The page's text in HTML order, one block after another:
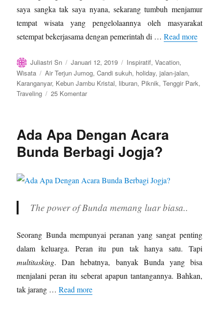
saya sangka tak saya nyana, sekarang tumbuh menjamur
tempat wisata yang pengelolaannya oleh masyarakat
setempat bekerjasama dengan pemerintah di …Read more
Author
Juliastri Sn
Posted
on
Januari 12, 2019 Categories
Inspiratif,Vacation,
Wisata
Tags
Air Terjun Jumog,Candi sukuh, holiday,jalan-jalan,
Karanganyar, Kebun Jambu Kristal, liburan, Piknik,Tenggir Park,
Traveling
25 Komentarpada
4
Tempat
Wisata
Ada Apa Dengan Acara
Bunda Berbagi Jogja?
The power of Bunda memang luar biasa..
Seorang Bunda mempunyai peranan yang sangat penting
dalam keluarga. Peran itu pun tak hanya satu. Tapi
multitasking. Dan hebatnya, banyak Bunda yang bisa
menjalani peran itu seberat apapun tantangannya. Bahkan,
tak jarang …Read more